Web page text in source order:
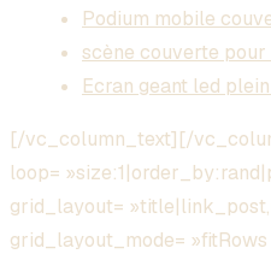
Podium mobile
scène couverte
Ecran geant led
[/vc_column_text][/
loop=
grid_layout=
grid_layout_mode=